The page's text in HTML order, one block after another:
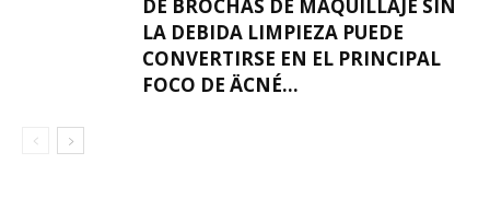
DE BROCHAS DE MAQUILLAJE SIN
LA DEBIDA LIMPIEZA PUEDE
CONVERTIRSE EN EL PRINCIPAL
FOCO DE ÄCNÉ...